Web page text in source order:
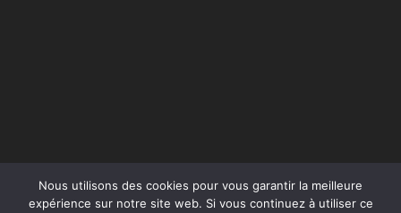
Nous utilisons des cookies pour vous garantir la meilleure
expérience sur notre site web. Si vous continuez à utiliser ce